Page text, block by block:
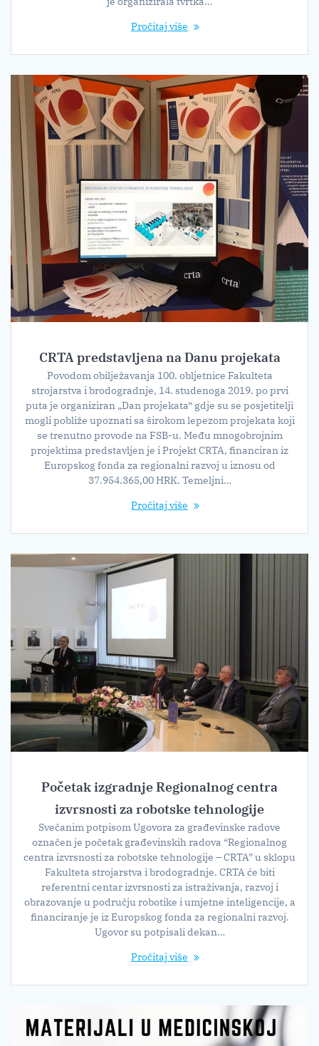
Pročitaj više
CRTA predstavljena na Danu projekata
Povodom obilježavanja 100. obljetnice Fakulteta
strojarstva i brodogradnje, 14. studenoga 2019. po prvi
puta je organiziran „Dan projekata“ gdje su se posjetitelji
mogli pobliže upoznati sa širokom lepezom projekata koji
se trenutno provode na FSB-u. Među mnogobrojnim
projektima predstavljen je i Projekt CRTA, financiran iz
Europskog fonda za regionalni razvoj u iznosu od
37.954.365,00 HRK. Temeljni…
Pročitaj više
Početak izgradnje Regionalnog centra
izvrsnosti za robotske tehnologije
Svečanim potpisom Ugovora za građevinske radove
označen je početak građevinskih radova “Regionalnog
centra izvrsnosti za robotske tehnologije – CRTA” u sklopu
Fakulteta strojarstva i brodogradnje. CRTA će biti
referentni centar izvrsnosti za istraživanja, razvoj i
obrazovanje u području robotike i umjetne inteligencije, a
financiranje je iz Europskog fonda za regionalni razvoj.
Ugovor su potpisali dekan…
Pročitaj više